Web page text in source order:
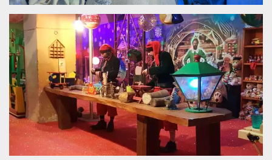
Si tratta di un
generico
utilizzato per
mantenere le
variabili di
sessione utente.
Normalmente è
un numero
generato in
modo casuale, il
modo in cui
viene utilizzato
può essere
specifico per il
sito, ma un
buon esempio è
mantenere uno
stato di accesso